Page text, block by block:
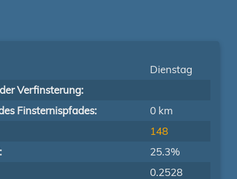
Dienstag
Verfinsterung:
Finsternispfades:
0 km
148
25.3%
0.2528